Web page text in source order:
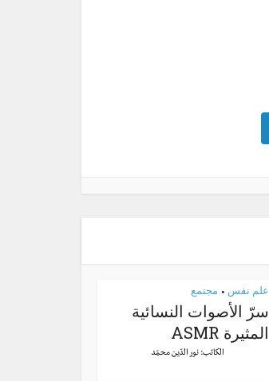
علم نفس • مجتمع
سرّ الأصوات النسائية
المثيرة ASMR
الكاتب:نور الدّين محمّد